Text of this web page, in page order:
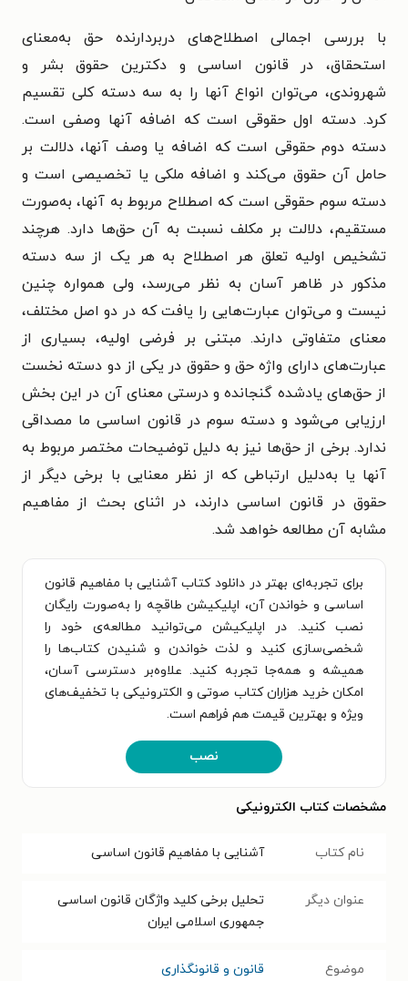
با بررسی اجمالی اصطلاح‌های دربردارنده حق به‌معنای
استحقاق، در قانون اساسی و دکترین حقوق بشر و
شهروندی، می‌توان انواع آنها را به سه دسته کلی تقسیم
کرد. دسته اول حقوقی است که اضافه آنها وصفی است.
دسته دوم حقوقی است که اضافه یا وصف آنها، دلالت بر
حامل آن حقوق می‌کند و اضافه ملکی یا تخصیصی است و
دسته سوم حقوقی است که اصطلاح مربوط به آنها، به‌صورت
مستقیم، دلالت بر مکلف نسبت به آن حق‌ها دارد. هرچند
تشخیص اولیه تعلق هر اصطلاح به هر یک از سه دسته
مذکور در ظاهر آسان به نظر می‌رسد، ولی همواره چنین
نیست و می‌توان عبارت‌هایی را یافت که در دو اصل مختلف،
معنای متفاوتی دارند. مبتنی بر فرضی اولیه، بسیاری از
عبارت‌های دارای واژه حق و حقوق در یکی از دو دسته نخست
از حق‌های یادشده گنجانده و درستی معنای آن در این بخش
ارزیابی می‌شود و دسته سوم در قانون اساسی ما مصداقی
ندارد. برخی از حق‌ها نیز به دلیل توضیحات مختصر مربوط به
آنها یا به‌دلیل ارتباطی که از نظر معنایی با برخی دیگر از
حقوق در قانون اساسی دارند، در اثنای بحث از مفاهیم
مشابه آن مطالعه خواهد شد.
برای تجربه‌ای بهتر در دانلود کتاب آشنایی با مفاهیم قانون
اساسی و خواندن آن، اپلیکیشن طاقچه را به‌صورت رایگان
نصب کنید. در اپلیکیشن می‌توانید مطالعه‌ی خود را
شخصی‌سازی کنید و لذت خواندن و شنیدن کتاب‌ها را
همیشه و همه‌جا تجربه کنید. علاوه‌بر دسترسی آسان،
امکان خرید هزاران کتاب صوتی و الکترونیکی با تخفیف‌های
ویژه و بهترین قیمت هم فراهم است.
نصب
مشخصات کتاب الکترونیکی
نام کتاب آشنایی با مفاهیم قانون اساسی
عنوان دیگر
تحلیل برخی کلید واژگان قانون اساسی
جمهوری اسلامی ایران
موضوع قانون و قانونگذاری